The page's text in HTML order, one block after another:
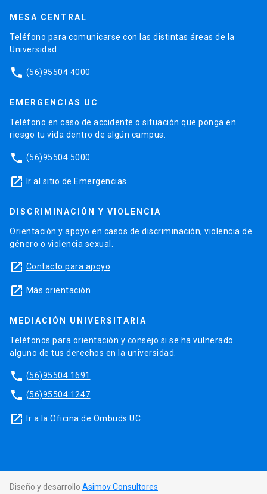
MESA CENTRAL
Teléfono para comunicarse con las distintas áreas de la
Universidad.
phone (56)95504 4000
EMERGENCIAS UC
Teléfono en caso de accidente o situación que ponga en
riesgo tu vida dentro de algún campus.
phone (56)95504 5000
launch Ir al sitio de Emergencias
DISCRIMINACIÓN Y VIOLENCIA
Orientación y apoyo en casos de discriminación, violencia de
género o violencia sexual.
launch Contacto para apoyo
launch Más orientación
MEDIACIÓN UNIVERSITARIA
Teléfonos para orientación y consejo si se ha vulnerado
alguno de tus derechos en la universidad.
phone (56)95504 1691
phone (56)95504 1247
launch Ir a la Oficina de Ombuds UC
Diseño y desarrollo Asimov Consultores